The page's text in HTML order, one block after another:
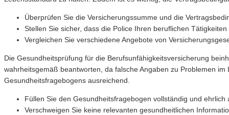
Überprüfen Sie die Versicherungssumme und die
Stellen Sie sicher, dass die Police Ihren beruflichen
Vergleichen Sie verschiedene Angebote von
Die Gesundheitsprüfung für die Berufsunfähigkeitsversicherung
wahrheitsgemäß beantworten, da falsche Angaben zu Problemen
Gesundheitsfragebogens ausreichend.
Füllen Sie den Gesundheitsfragebogen vollständig und ehrlich
Verschweigen Sie keine relevanten gesundheitlichen